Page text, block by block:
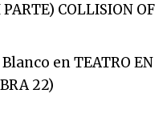
COLLISION OF
enTEATRO EN
22)